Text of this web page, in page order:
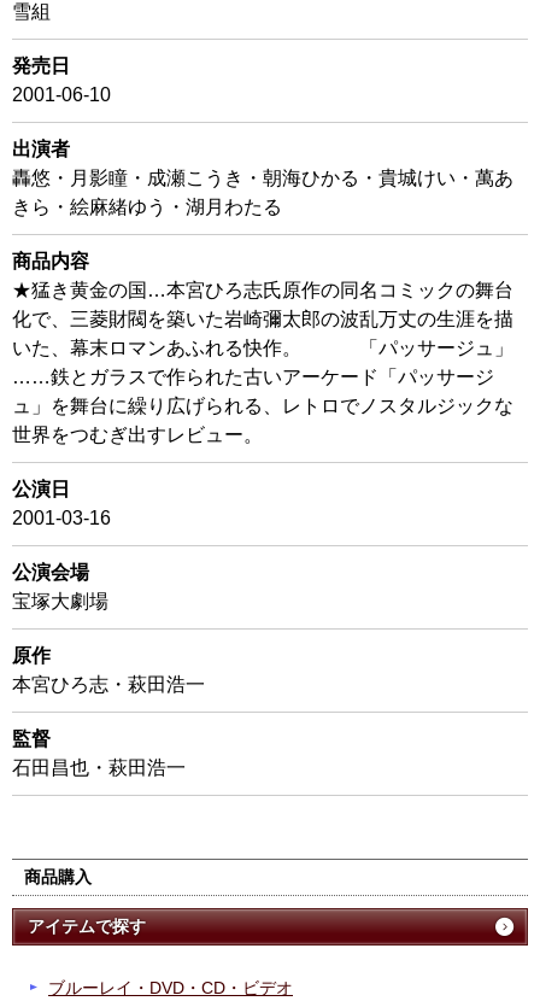
雪組
発売日
2001-06-10
出演者
轟悠・月影瞳・成瀬こうき・朝海ひかる・貴城けい・萬あ
きら・絵麻緒ゆう・湖月わたる
商品内容
★猛き黄金の国…本宮ひろ志氏原作の同名コミックの舞台
化で、三菱財閥を築いた岩崎彌太郎の波乱万丈の生涯を描
いた、幕末ロマンあふれる快作。 「パッサージュ」
……鉄とガラスで作られた古いアーケード「パッサージ
ュ」を舞台に繰り広げられる、レトロでノスタルジックな
世界をつむぎ出すレビュー。
公演日
2001-03-16
公演会場
宝塚大劇場
原作
本宮ひろ志・萩田浩一
監督
石田昌也・萩田浩一
商品購入
アイテムで探す
ブルーレイ・DVD・CD・ビデオ